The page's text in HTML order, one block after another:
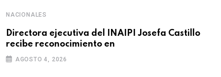
NACIONALES
Directora ejecutiva del INAIPI Josefa Castillo
recibe reconocimiento en
AGOSTO 4, 2026